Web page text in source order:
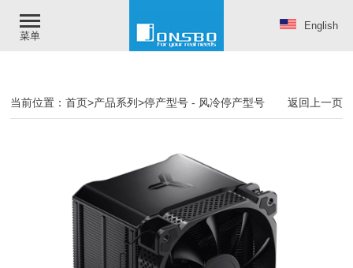
菜单
English
返回上一页
当前位置：首页>产品系列>停产型号 - 风冷停产型号